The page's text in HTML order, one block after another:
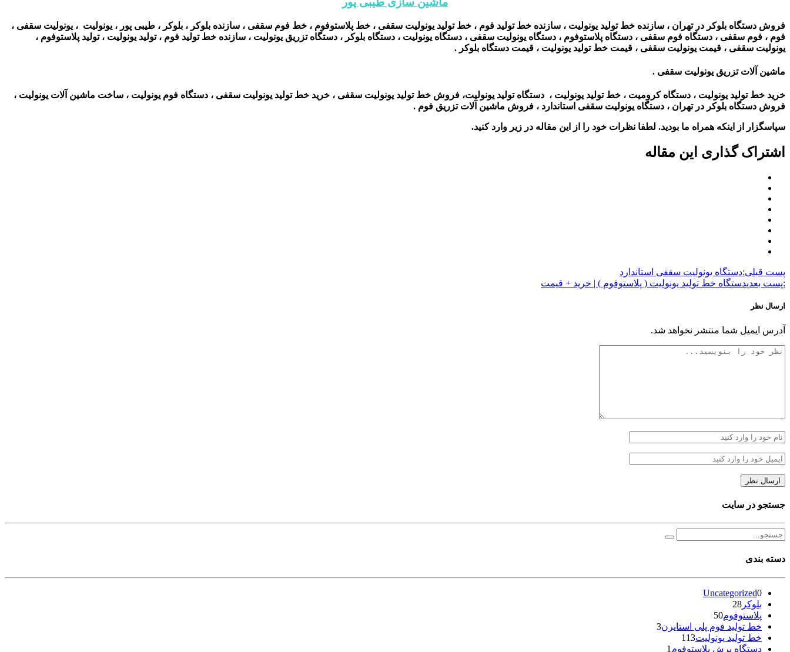
فروش دستگاه بلوکر در تهران ، سازنده خط تولید یونولیت ، سازنده خط تولید فوم ، خط تولید یونولیت سقفی ، خط پلاستوفوم ، خط فوم سقفی ، سازنده بلوکر ، بلوکر ، طیبی پور ، یونولیت ، یونولیت سقفی ،
فوم ، فوم سقفی ، دستگاه فوم سقفی ، دستگاه پلاستوفوم ، دستگاه یونولیت سقفی ، دستگاه یونولیت ، دستگاه بلوکر ، دستگاه تزریق یونولیت ، سازنده خط تولید فوم ، تولید یونولیت ، تولید پلاستوفوم ،
یونولیت سقفی ، قیمت یونولیت سقفی ، قیمت خط تولید یونولیت ، قیمت دستگاه بلوکر .
ماشین آلات تزریق یونولیت سقفی .
خرید خط تولید یونولیت ، دستگاه کرومیت ، خط تولید یونولیت ، دستگاه تولید یونولیت، فروش خط تولید یونولیت سقفی ، خرید خط تولید یونولیت سقفی ، دستگاه فوم یونولیت ، ساخت ماشین آلات یونولیت ،
فروش دستگاه بلوکر در تهران ، دستگاه یونولیت سقفی استاندارد ، فروش ماشین آلات تزریق فوم .
سپاسگزار از اینکه همراه ما بودید. لطفا نظرات خود را از این مقاله در زیر وارد کنید.
اشتراک گذاری این مقاله
پست قبلی:دستگاه یونولیت سقفی استاندارد
:پست بعدیدستگاه خط تولید یونولیت ( پلاستوفوم ) | خرید + قیمت
ارسال نظر
آدرس ایمیل شما منتشر نخواهد شد.
جستجو در سایت
دسته بندی
Uncategorized0
بلوکر 28
پلاستوفوم50
خط تولید فوم پلی استایرن3
خط تولید یونولیت113
دستگاه برش پلاستوفوم 1